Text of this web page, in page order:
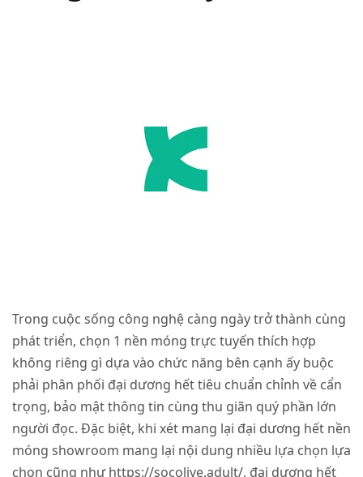
Trong cuộc sống công nghệ càng ngày trở thành cùng
phát triển, chọn 1 nền móng trực tuyến thích hợp
không riêng gì dựa vào chức năng bên cạnh ấy buộc
phải phân phối đại dương hết tiêu chuẩn chỉnh về cẩn
trọng, bảo mật thông tin cùng thu giãn quý phần lớn
người đọc. Đặc biệt, khi xét mang lại đại dương hết nền
móng showroom mang lại nội dung nhiều lựa chọn lựa
chọn cũng nhưhttps://socolive.adult/, đại dương hết